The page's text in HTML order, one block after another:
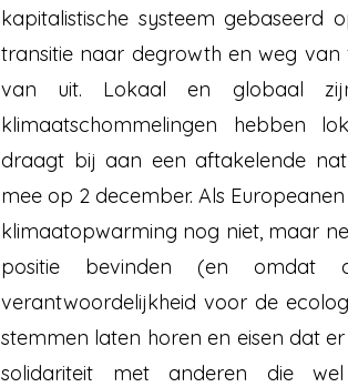
kapitalistische systeem gebaseerd
transitie naar degrowth en weg van
van uit. Lokaal en globaal
klimaatschommelingen hebben
draagt bij aan een aftakelende
mee op 2 december. Als
klimaatopwarming nog niet, maar
positie bevinden (en omdat
verantwoordelijkheid voor de
stemmen laten horen en eisen dat
solidariteit met anderen die